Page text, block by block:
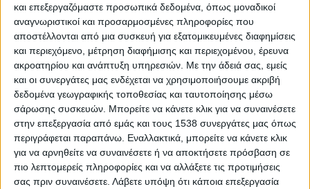
και επεξεργαζόμαστε προσωπικά δεδομένα, όπως μοναδικοί
αναγνωριστικοί και προσαρμοσμένες πληροφορίες που
αποστέλλονται από μια συσκευή για εξατομικευμένες διαφημίσεις
και περιεχόμενο, μέτρηση διαφήμισης και περιεχομένου, έρευνα
ακροατηρίου και ανάπτυξη υπηρεσιών. Με την άδειά σας, εμείς
και οι συνεργάτες μας ενδέχεται να χρησιμοποιήσουμε ακριβή
δεδομένα γεωγραφικής τοποθεσίας και ταυτοποίησης μέσω
σάρωσης συσκευών. Μπορείτε να κάνετε κλικ για να συναινέσετε
στην επεξεργασία από εμάς και τους 1538 συνεργάτες μας όπως
περιγράφεται παραπάνω. Εναλλακτικά, μπορείτε να κάνετε κλικ
για να αρνηθείτε να συναινέσετε ή να αποκτήσετε πρόσβαση σε
πιο λεπτομερείς πληροφορίες και να αλλάξετε τις προτιμήσεις
σας πριν συναινέσετε. Λάβετε υπόψη ότι κάποια επεξεργασία
θεσμικο πλαισιο
Σεμινάριο για την κοινωνική οικονομία